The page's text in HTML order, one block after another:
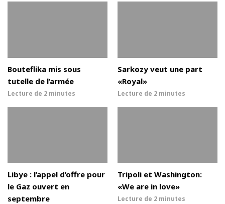
Bouteflika mis sous
tutelle de l’armée
Lecture de 2 minutes
Sarkozy veut une part
«Royal»
Lecture de 2 minutes
Libye : l’appel d’offre pour
le Gaz ouvert en
septembre
Tripoli et Washington:
«We are in love»
Lecture de 2 minutes